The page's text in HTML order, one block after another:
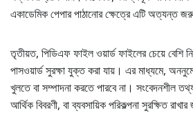
একাডেমিক পেপার পাঠানোর ক্ষেত্রে এটি অত্যন্ত
তৃতীয়ত, পিডিএফ ফাইল ওয়ার্ড ফাইলের চেয়ে বেশি
পাসওয়ার্ড সুরক্ষা যুক্ত করা যায়। এর মাধ্যমে,
খুলতে বা সম্পাদনা করতে পারবে না। সংবেদনশীল
আর্থিক বিবরণী, বা ব্যবসায়িক পরিকল্পনা সুরক্ষিত